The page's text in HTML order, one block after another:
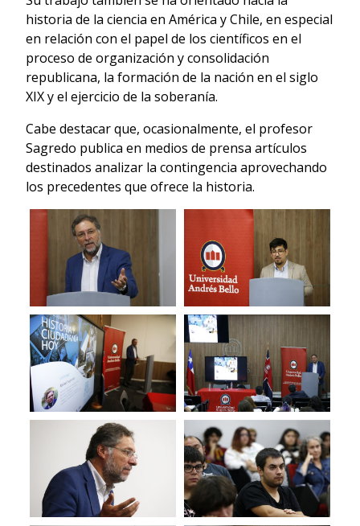
historia de la ciencia en América y Chile, en especial
en relación con el papel de los científicos en el
proceso de organización y consolidación
republicana, la formación de la nación en el siglo
XIX y el ejercicio de la soberanía.
Cabe destacar que, ocasionalmente, el profesor
Sagredo publica en medios de prensa artículos
destinados analizar la contingencia aprovechando
los precedentes que ofrece la historia.